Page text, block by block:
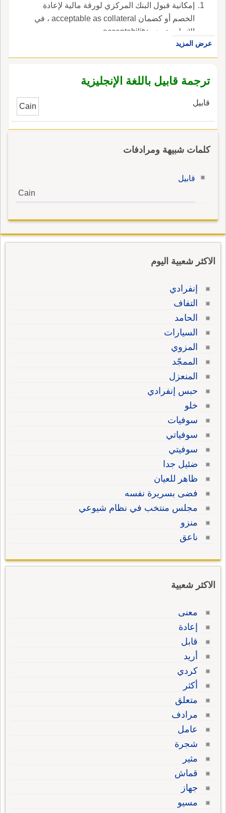
إمكانية قبول البنك المركزي لورقة مالية لإعادة
الخصم أو كضمان acceptable as collateral ، في
الإنجليزية، هي acceptability.
عرض المزيد
ترجمة قابيل باللغة الإنجليزية
قابيل Cain
كلمات شبيهة ومرادفات
قابيل
Cain
الاكثر شعبية اليوم
إنفرادي
التفاف
الحامد
السيارات
المزوي
الممجّد
المنعزل
حبس إنفرادي
خلو
سوفيات
سوفياتي
سوفيتي
ضئيل جدا
ظاهر للعيان
فضى بسريرة نفسه
مجلس منتخب في نظام شيوعي
منزو
ناعق
الاكثر شعبية
معنى
إعادة
قابل
أريد
كردي
أكثر
متعلق
مرادف
عامل
شجرة
مثير
قماش
جهاز
مسيو